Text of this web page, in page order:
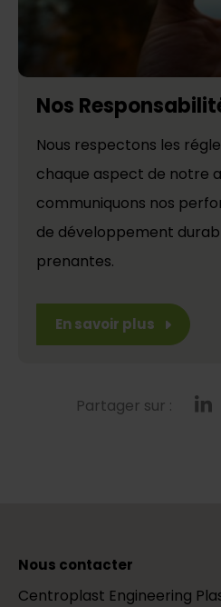
Nos
Nous respectons les
chaque aspect de notre
communiquons nos
de développement
prenantes.
En savoir plus
Partager sur :
Nous contacter
Centroplast Engineering